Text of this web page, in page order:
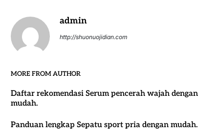
admin
http://shuonuojidian.com
MORE FROM AUTHOR
Daftar rekomendasi Serum pencerah wajah dengan
mudah.
Panduan lengkap Sepatu sport pria dengan mudah.